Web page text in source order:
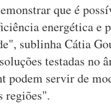
que é
energética e
sublinha Cátia
testadas no
podem servir de
regiões".